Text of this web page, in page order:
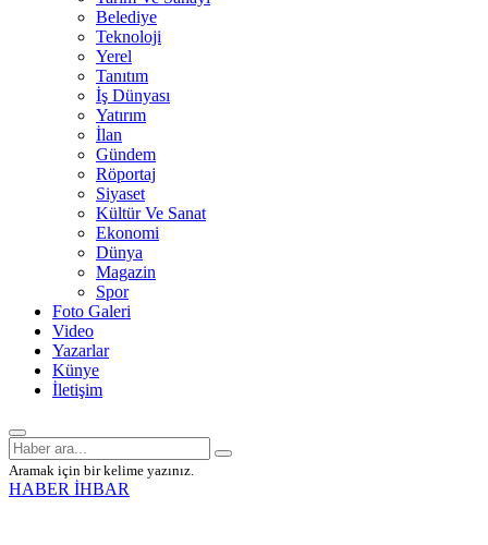
Belediye
Teknoloji
Yerel
Tanıtım
İş Dünyası
Yatırım
İlan
Gündem
Röportaj
Siyaset
Kültür Ve Sanat
Ekonomi
Dünya
Magazin
Spor
Foto Galeri
Video
Yazarlar
Künye
İletişim
Aramak için bir kelime yazınız.
HABER İHBAR